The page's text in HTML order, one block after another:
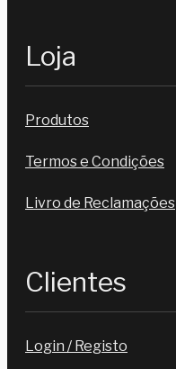
Loja
Produtos
Termos e Condições
Livro de Reclamações
Clientes
Login / Registo